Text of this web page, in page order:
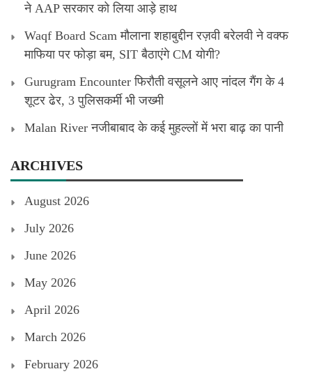
ने AAP सरकार को लिया आड़े हाथ
Waqf Board Scam मौलाना शहाबुद्दीन रज़वी बरेलवी ने वक्फ
माफिया पर फोड़ा बम, SIT बैठाएंगे CM योगी?
Gurugram Encounter फिरौती वसूलने आए नांदल गैंग के 4
शूटर ढेर, 3 पुलिसकर्मी भी जख्मी
Malan River नजीबाबाद के कई मुहल्लों में भरा बाढ़ का पानी
ARCHIVES
August 2026
July 2026
June 2026
May 2026
April 2026
March 2026
February 2026